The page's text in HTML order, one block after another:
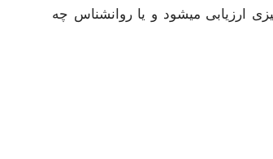
ارزیابی میشود و یا روانشناس چه